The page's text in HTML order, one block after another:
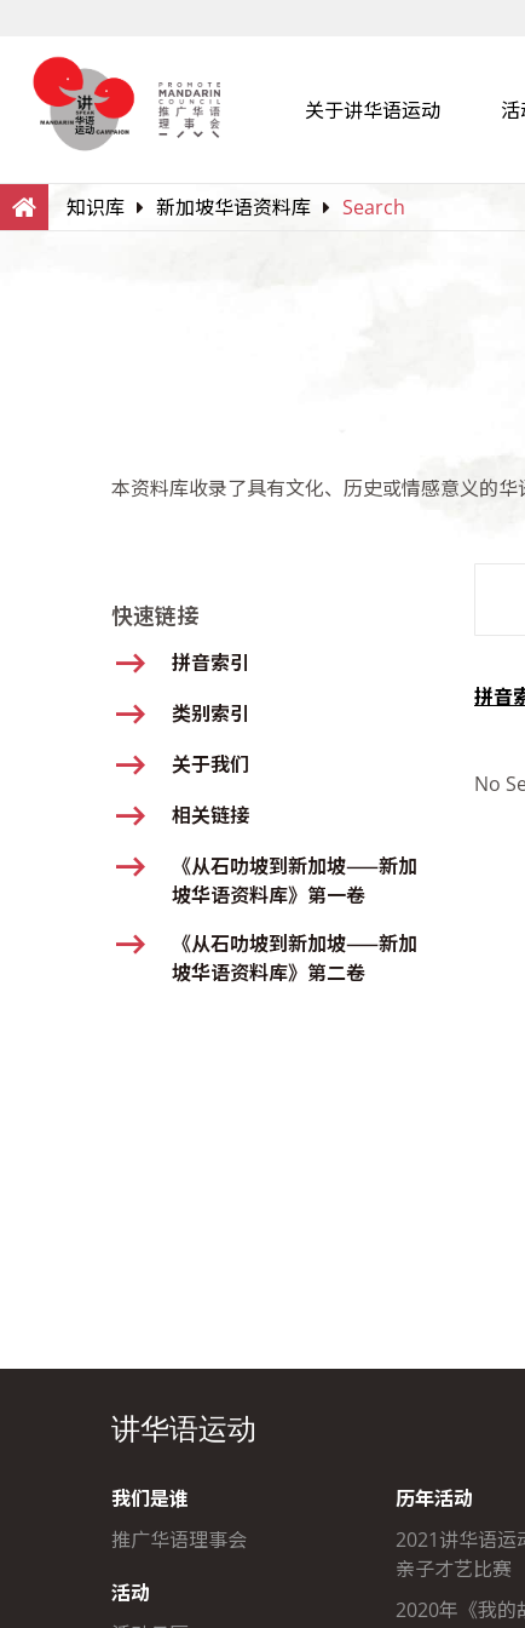
关于讲华语运动
Search
知识库 新加坡华语资料库 Search
本资料库收录了具有文化、历史或情感意义的
快速链接
拼音索引
类别索引
关于我们
相关链接
《从石叻坡到新加坡——新加
坡华语资料库》第一卷
《从石叻坡到新加坡——新加
坡华语资料库》第二卷
拼音
No
讲华语运动
我们是谁
推广华语理事会
活动
历年活动
2021讲华语运
亲子才艺比赛
2020年《我的